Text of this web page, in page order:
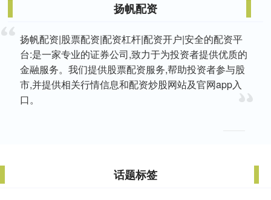
扬帆配资
扬帆配资|股票配资|配资杠杆|配资开户|安全的配资平
台:是一家专业的证券公司,致力于为投资者提供优质的
金融服务。我们提供股票配资服务,帮助投资者参与股
市,并提供相关行情信息和配资炒股网站及官网app入
口。
话题标签